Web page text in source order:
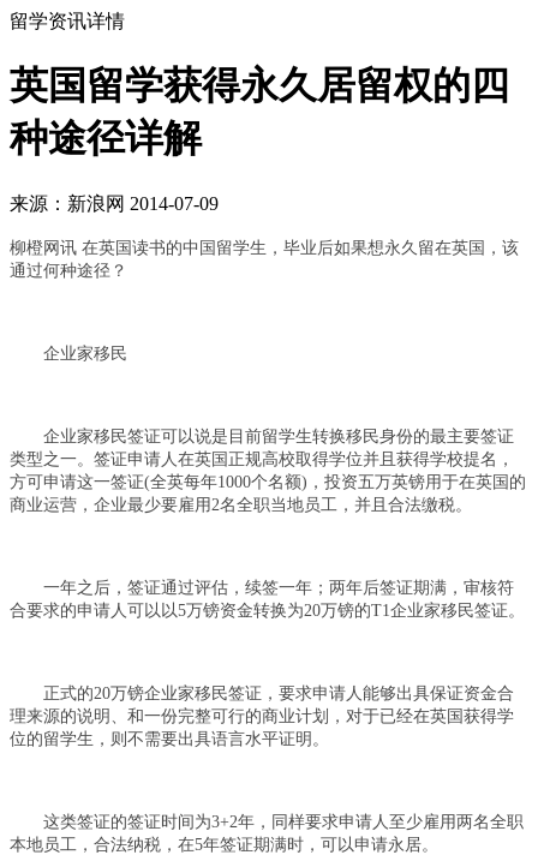
留学资讯详情
英国留学获得永久居留权的四
种途径详解
来源：新浪网 2014-07-09
柳橙网讯 在英国读书的中国留学生，毕业后如果想永久留在英国，该
通过何种途径？
企业家移民
企业家移民签证可以说是目前留学生转换移民身份的最主要签证
类型之一。签证申请人在英国正规高校取得学位并且获得学校提名，
方可申请这一签证(全英每年1000个名额)，投资五万英镑用于在英国的
商业运营，企业最少要雇用2名全职当地员工，并且合法缴税。
一年之后，签证通过评估，续签一年；两年后签证期满，审核符
合要求的申请人可以以5万镑资金转换为20万镑的T1企业家移民签证。
正式的20万镑企业家移民签证，要求申请人能够出具保证资金合
理来源的说明、和一份完整可行的商业计划，对于已经在英国获得学
位的留学生，则不需要出具语言水平证明。
这类签证的签证时间为3+2年，同样要求申请人至少雇用两名全职
本地员工，合法纳税，在5年签证期满时，可以申请永居。